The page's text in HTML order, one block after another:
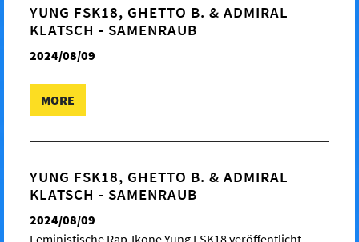
YUNG FSK18, GHETTO B. & ADMIRAL
KLATSCH - SAMENRAUB
2024/08/09
MORE
YUNG FSK18, GHETTO B. & ADMIRAL
KLATSCH - SAMENRAUB
2024/08/09